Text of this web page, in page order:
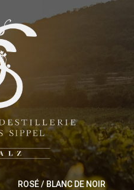
ROSÉ / BLANC DE NOIR